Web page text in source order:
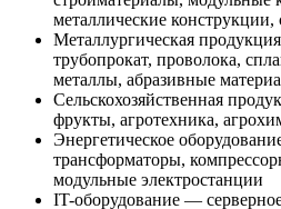
металлические
Металлургическая
трубопрокат, проволока,
металлы, абразивные
Сельскохозяйственная
фрукты, агротехника,
Энергетическое
трансформаторы,
модульные электростанции
IT-оборудование —